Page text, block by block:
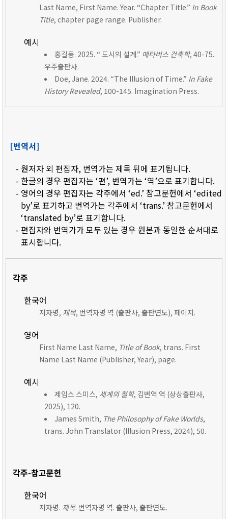
Last Name, First Name. Year. “Chapter Title.” In Book
Title, chapter page range. Publisher.
예시
홍길동. 2025. “ 도시의 설계.” 메타버스 건축학, 40-75.
우주출판사.
Doe, Jane. 2024. “The Illusion of Time.” In Fake
History Revealed, 100-145. Imagination Press.
[번역서]
- 원저자 외 편집자, 번역가는 제목 뒤에 표기됩니다.
- 한글의 경우 편집자는 ‘편’, 번역가는 ‘역’으로 표기합니다.
- 영어의 경우 편집자는 각주에서 ‘ed.’ 참고문헌에서 ‘edited
by’로 표기하고 번역가는 각주에서 ‘trans.’ 참고문헌에서
‘translated by’로 표기합니다.
- 편집자와 번역가가 모두 있는 경우 원본과 동일한 순서대로
표시합니다.
각주
한국어
저자명, 제목, 번역자명 역 (출판사, 출판연도), 페이지.
영어
First Name Last Name, Title of Book, trans. First
Name Last Name (Publisher, Year), page.
예시
제임스 스미스, 세계의 철학, 김번역 역 (상상출판사,
2025), 120.
James Smith, The Philosophy of Fake Worlds,
trans. John Translator (Illusion Press, 2024), 50.
각주-참고문헌
한국어
저자명. 제목. 번역자명 역. 출판사, 출판연도.